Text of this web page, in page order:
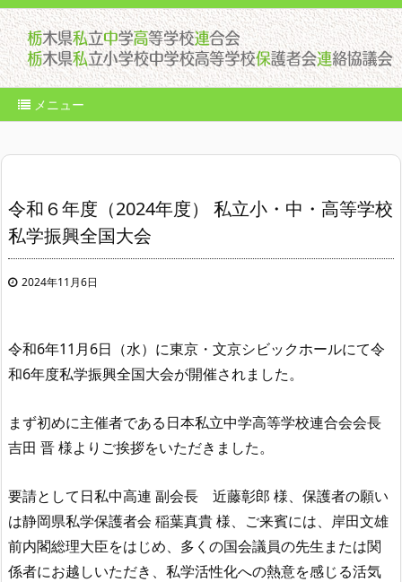
メニュー
令和６年度（2024年度） 私立小・中・高等学校
私学振興全国大会
2024年11月6日
令和6年11月6日（水）に東京・文京シビックホールにて令
和6年度私学振興全国大会が開催されました。
まず初めに主催者である日本私立中学高等学校連合会会長
吉田 晋 様よりご挨拶をいただきました。
要請として日私中高連 副会長 近藤彰郎 様、保護者の願い
は静岡県私学保護者会 稲葉真貴 様、ご来賓には、岸田文雄
前内閣総理大臣をはじめ、多くの国会議員の先生または関
係者にお越しいただき、私学活性化への熱意を感じる活気